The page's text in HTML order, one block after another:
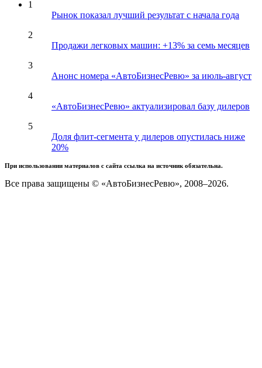
1
Рынок показал лучший результат с начала года
2
Продажи легковых машин: +13% за семь месяцев
3
Анонс номера «АвтоБизнесРевю» за июль-август
4
«АвтоБизнесРевю» актуализировал базу дилеров
5
Доля флит-сегмента у дилеров опустилась ниже
20%
При использовании материалов с сайта ссылка на источник обязательна.
Все права защищены © «АвтоБизнесРевю», 2008–2026.